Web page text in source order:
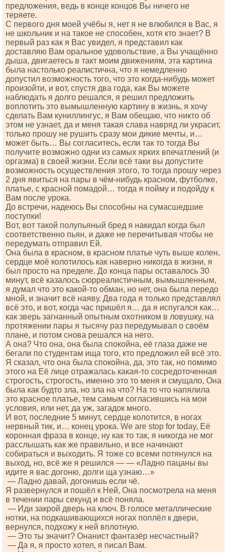
предложения, ведь в конце концов Вы ничего не
теряете.
С первого дня моей учёбы я, нет я не влюбился в Вас, я
не школьник и на такое не способен, хотя кто знает? В
первый раз как я Вас увидел, я представил как
доставляю Вам оральное удовольствие, а Вы учащённо
дыша, двигаетесь в такт моим движениям, эта картина
была настолько реалистична, что я немедленно
допустил возможность того, что это когда-нибудь может
произойти, и вот, спустя два года, как Вы можете
наблюдать я долго решался, я решил предложить
воплотить это вымышленную картину в жизнь, я хочу
сделать Вам куниллингус, я Вам обещаю, что никто об
этом не узнает, да и меня такая слава навряд ли украсит,
только прошу не рушить сразу мои дикие мечты, и…
может быть… Вы согласитесь, если так то тогда Вы
получите возможно одни из самых ярких впечатлений (и
оргазма) в своей жизни. Если всё таки вы допустите
возможность осуществления этого, то тогда прошу через
2 дня явиться на пары в чём-нибудь красном, футболке,
платье, с красной помадой… тогда я пойму и подойду к
Вам после урока.
До встречи, надеюсь Вы способны на сумасшедшие
поступки!
Вот, вот такой полупьяный бред я накидал когда был
соответственно пьян, и даже не перечитывая чтобы не
передумать отправил Ей.
Она была в красном, в красном платье чуть выше колен,
сердце моё колотилось как наверно никогда в жизни, я
был просто на пределе. До конца пары оставалось 30
минут, всё казалось сюрреалистичным, вымышленным,
я думал что это какой-то обман, но нет, она была передо
мной, и значит всё наяву. Два года я только представлял
всё это, и вот, когда час пришёл я… да я испугался как…
как зверь загнанный опытным охотником в ловушку, на
протяжении пары я тысячу раз передумывал о своём
плане, и потом снова решался на него.
А она? Что она, она была спокойна, её глаза даже не
бегали по студентам ища того, кто предложил ей всё это.
Я сказал, что она была спокойна, да, это так, но помимо
этого на Её лице отражалась какая-то сосредоточенная
строгость, строгость, именно это то меня и смущало, Она
была как будто зла, но зла на что? На то что напялила
это красное платье, тем самым согласившись на мои
условия, или нет, да уж, загадок много.
И вот, последние 5 минут, сердце колотится, в ногах
нервный тик, и… конец урока. Wе аrе stор fоr tоdаy, Её
коронная фраза в конце, ну как то так, я никогда не мог
расслышать как же правильно, и все начинают
собираться и выходить. Я тоже со всеми потянулся на
выход, но, всё же я решился — — «Ладно пацаны вы
идите я вас догоню, долги ща узнаю…»
— Ладно давай, догонишь если чё.
Я развернулся и пошёл к Ней, Она посмотрела на меня
в течении пары секунд и всё поняла.
— Иди закрой дверь на ключ. В голосе металлические
нотки, на подкашивающихся ногах поплёл к двери,
вернулся, подхожу к ней вплотную.
— Это ты значит? Онанист фантазёр несчастный?
— Да я, я просто хотел, я писал Вам.